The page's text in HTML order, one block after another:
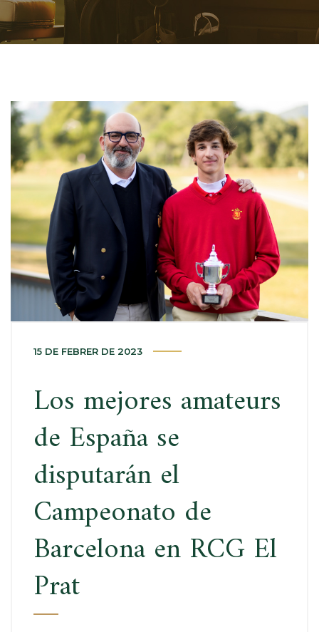
15 DE FEBRER DE 2023
Los mejores amateurs
de España se
disputarán el
Campeonato de
Barcelona en RCG El
Prat